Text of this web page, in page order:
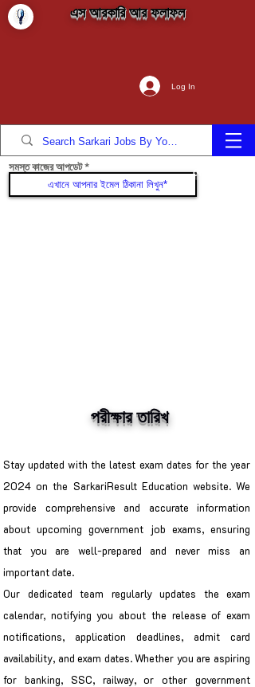
এস আরকারি আর ফলাফল
Log In
সমস্ত কাজের আপডেট যোগদান করুন
পরীক্ষার তারিখ
Stay updated with the latest exam dates for the year
2024 on the SarkariResult Education website. We
provide comprehensive and accurate information
about upcoming government job exams, ensuring
that you are well-prepared and never miss an
important date.
Our dedicated team regularly updates the exam
calendar, notifying you about the release of exam
notifications, application deadlines, admit card
availability, and exam dates. Whether you are aspiring
for banking, SSC, railway, or other government